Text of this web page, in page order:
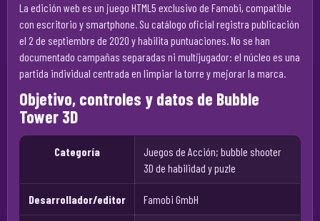
La edición web es un juego HTML5 exclusivo de Famobi, compatible
con escritorio y smartphone. Su catálogo oficial registra publicación
el 2 de septiembre de 2020 y habilita puntuaciones. No se han
documentado campañas separadas ni multijugador: el núcleo es una
partida individual centrada en limpiar la torre y mejorar la marca.
Objetivo, controles y datos de Bubble
Tower 3D
Categoría
Juegos de Acción; bubble shooter
3D de habilidad y puzle
Desarrollador/editor Famobi GmbH